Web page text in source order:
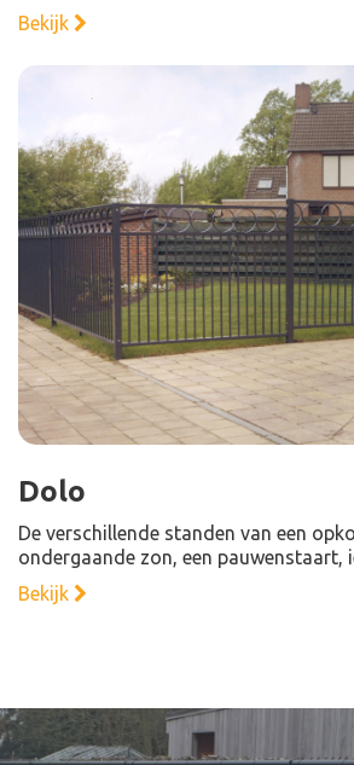
Bekijk
Dolo
De verschillende standen van een
ondergaande zon, een pauwenstaart,
Bekijk